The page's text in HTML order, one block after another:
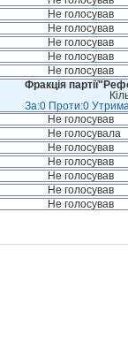
Не голосував
Не голосував
Не голосував
Не голосував
Не голосував
Фракція
За:0 Проти:0
Не голосував
Не голосувала
Не голосував
Не голосував
Не голосував
Не голосував
Не голосував